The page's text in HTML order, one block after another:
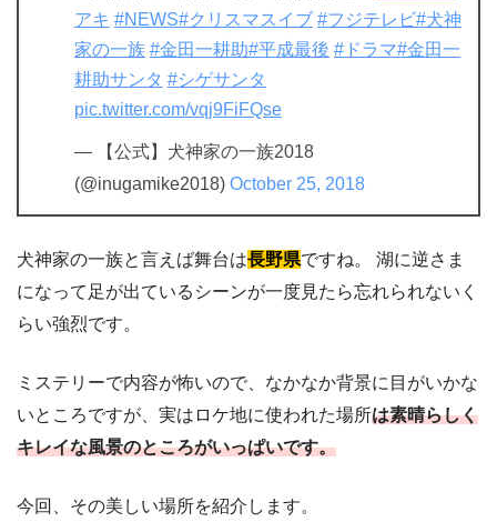
アキ #NEWS#クリスマスイブ #フジテレビ#犬神
家の一族 #金田一耕助#平成最後 #ドラマ#金田一
耕助サンタ #シゲサンタ
pic.twitter.com/vqj9FiFQse
— 【公式】犬神家の一族2018
(@inugamike2018) October 25, 2018
犬神家の一族と言えば舞台は長野県ですね。 湖に逆さま
になって足が出ているシーンが一度見たら忘れられないく
らい強烈です。
ミステリーで内容が怖いので、なかなか背景に目がいかな
いところですが、実はロケ地に使われた場所は素晴らしく
キレイな風景のところがいっぱいです。
今回、その美しい場所を紹介します。